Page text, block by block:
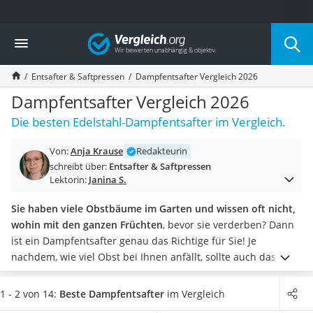
Die beliebtesten Vergleiche nach Kategorie
Haushalt
Wassersprudler
Zentralstaubsauger
Brotbackautomat
Wischroboter
Wäschespinne
Spülmaschinentabs
Akku-Staubsauger
AEG-Waschmaschine
Saug-Wisch-Roboter
Handstaubsauger
Milchaufschäumer
Kondenstrockner
Reiskocher
Vergleich
Entsafter & Saftpressen Dampfentsafter Vergleich 2026
Dampfentsafter Vergleich 2026
Die besten Edelstahl-Dampfentsafter im Vergleich.
Von:Anja Krause
Redakteurin
schreibt über: Entsafter & Saftpressen
Lektorin: Janina S.
Sie haben viele Obstbäume im Garten und wissen oft nicht,
wohin mit den ganzen Früchten, bevor sie verderben? Dann
ist ein Dampfentsafter genau das Richtige für Sie! Je
nachdem, wie viel Obst bei Ihnen anfällt, sollte auch das
Fassungsvermögen des Fruchtbehälters größer ausfallen.
Neben besonders kleinen Töpfen (circa drei bis vier Liter)
1 - 2 von 14: Beste Dampfentsafter im Vergleich